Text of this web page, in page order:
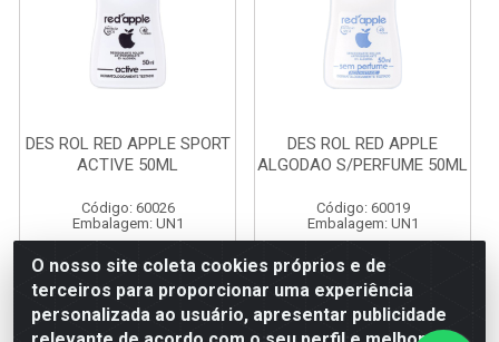
DES ROL RED APPLE SPORT
ACTIVE 50ML
Código: 60026
Embalagem: UN1
Faça seu login ou
cadastre-se para
ver preços e
DES ROL RED APPLE
ALGODAO S/PERFUME 50ML
Código: 60019
Embalagem: UN1
Faça seu login ou
cadastre-se para
ver preços e
O nosso site coleta cookies próprios e de
terceiros para proporcionar uma experiência
personalizada ao usuário, apresentar publicidade